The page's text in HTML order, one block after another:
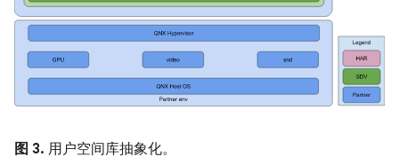
图 3. 用户空间库抽象化。